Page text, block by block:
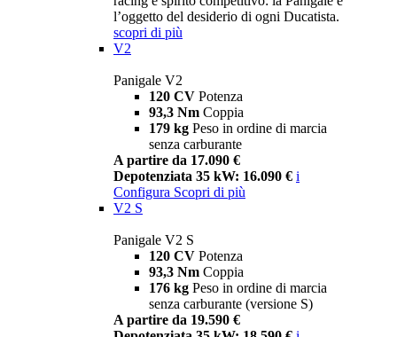
l’oggetto del desiderio di ogni Ducatista.
scopri di più
V2
Panigale V2
120 CV Potenza
93,3 Nm Coppia
179 kg Peso in ordine di marcia
senza carburante
A partire da 17.090 €
Depotenziata 35 kW: 16.090 € i
Configura Scopri di più
V2 S
Panigale V2 S
120 CV Potenza
93,3 Nm Coppia
176 kg Peso in ordine di marcia
senza carburante (versione S)
A partire da 19.590 €